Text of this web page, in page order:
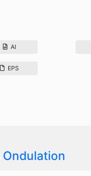
AI
EPS
Ondulation